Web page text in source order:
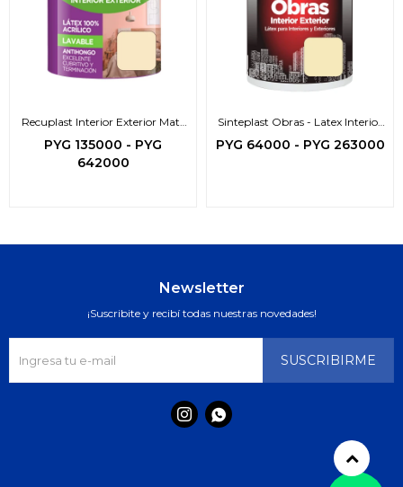
Recuplast Interior Exterior Mate
Premium
PYG 135000 - PYG
642000
Sinteplast Obras - Latex Interior
Exterior
PYG 64000 - PYG 263000
Newsletter
¡Suscribite y recibí todas nuestras novedades!
SUSCRIBIRME
 